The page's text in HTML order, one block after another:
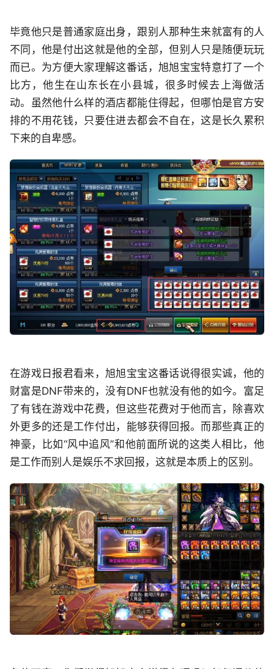
毕竟他只是普通家庭出身，跟别人那种生来就富有的人
不同，他是付出这就是他的全部，但别人只是随便玩玩
而已。为方便大家理解这番话，旭旭宝宝特意打了一个
比方，他生在山东长在小县城，很多时候去上海做活
动。虽然他什么样的酒店都能住得起，但哪怕是官方安
排的不用花钱，只要住进去都会不自在，这是长久累积
下来的自卑感。
在游戏日报君看来，旭旭宝宝这番话说得很实诚，他的
财富是DNF带来的，没有DNF也就没有他的如今。富足
了有钱在游戏中花费，但这些花费对于他而言，除喜欢
外更多的还是工作付出，能够获得回报。而那些真正的
神豪，比如“风中追风”和他前面所说的这类人相比，他
是工作而别人是娱乐不求回报，这就是本质上的区别。